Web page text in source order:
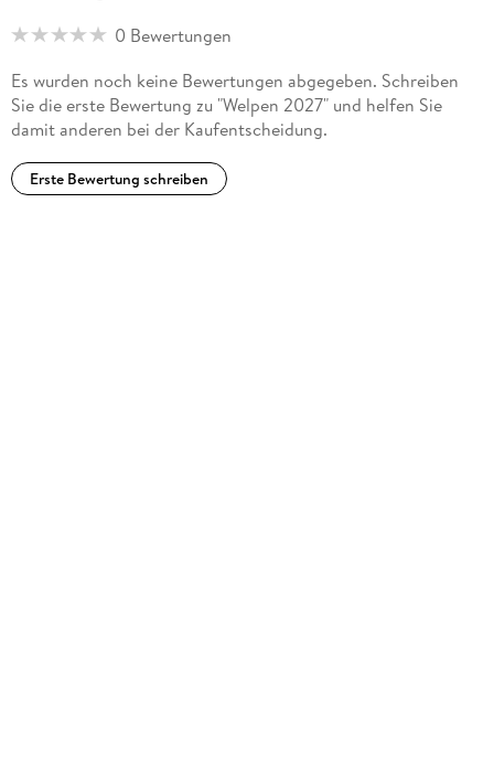
0 Bewertungen
Es wurden noch keine Bewertungen abgegeben. Schreiben
Sie die erste Bewertung zu "Welpen 2027" und helfen Sie
damit anderen bei der Kaufentscheidung.
Erste Bewertung schreiben